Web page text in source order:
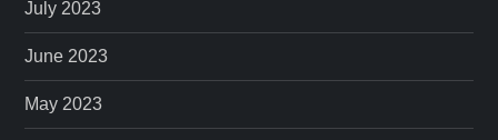
July 2023
June 2023
May 2023